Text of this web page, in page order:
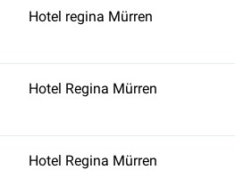
Hotel regina Mürren
Hotel Regina Mürren
Hotel Regina Mürren